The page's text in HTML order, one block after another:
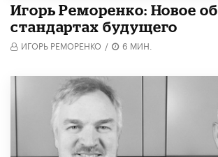
Игорь Реморенко: Новое
стандартах будущего
ИГОРЬ РЕМОРЕНКО / 6 МИН.